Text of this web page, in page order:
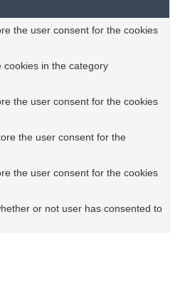
the user consent for the cookies
cookies in the category
the user consent for the cookies
the user consent for the
the user consent for the cookies
or not user has consented to